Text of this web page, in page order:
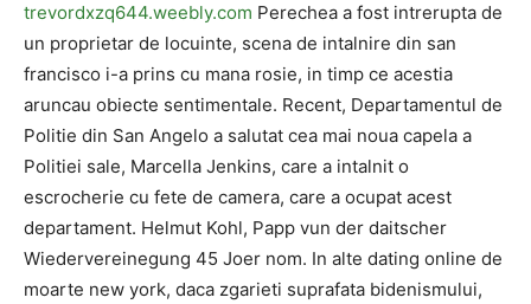
trevordxzq644.weebly.com Perechea a fost intrerupta de
un proprietar de locuinte, scena de intalnire din san
francisco i-a prins cu mana rosie, in timp ce acestia
aruncau obiecte sentimentale. Recent, Departamentul de
Politie din San Angelo a salutat cea mai noua capela a
Politiei sale, Marcella Jenkins, care a intalnit o
escrocherie cu fete de camera, care a ocupat acest
departament. Helmut Kohl, Papp vun der daitscher
Wiedervereinegung 45 Joer nom. In alte dating online de
moarte new york, daca zgarieti suprafata bidenismului,